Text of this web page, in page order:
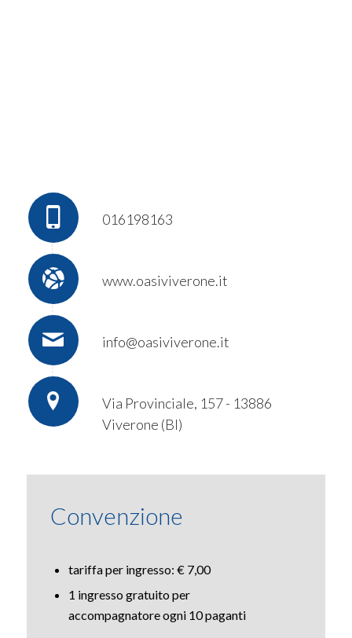
016198163
www.oasiviverone.it
info@oasiviverone.it
Via Provinciale, 157 - 13886
Viverone (BI)
Convenzione
tariffa per ingresso: € 7,00
1 ingresso gratuito per
accompagnatoreogni 10paganti